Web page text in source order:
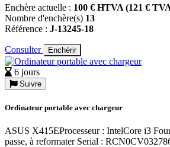
Enchère actuelle : 100 € HTVA (121 €
Nombre d'enchère(s) 13
Référence : J-13245-18
Consulter Enchérir
6 jours
Suivre
Ordinateur portable avec chargeur
ASUS X415EProcesseur : IntelCore i3
passe, à reformater Serial :